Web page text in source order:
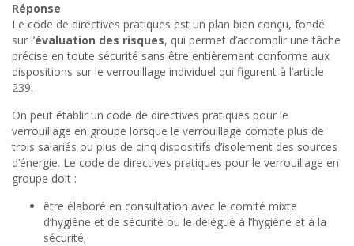
Réponse
Le code de directives pratiques est un plan bien conçu, fondé
sur l’évaluation des risques, qui permet d’accomplir une tâche
précise en toute sécurité sans être entièrement conforme aux
dispositions sur le verrouillage individuel qui figurent à l’article
239.
On peut établir un code de directives pratiques pour le
verrouillage en groupe lorsque le verrouillage compte plus de
trois salariés ou plus de cinq dispositifs d’isolement des sources
d’énergie. Le code de directives pratiques pour le verrouillage en
groupe doit :
être élaboré en consultation avec le comité mixte
d’hygiène et de sécurité ou le délégué à l’hygiène et à la
sécurité;